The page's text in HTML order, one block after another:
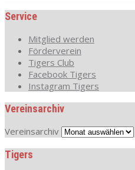
Service
Mitglied werden
Förderverein
Tigers Club
Facebook Tigers
Instagram Tigers
Vereinsarchiv
Vereinsarchiv
Tigers